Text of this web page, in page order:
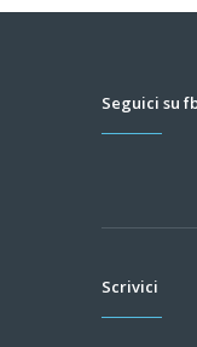
Seguici su
Scrivici